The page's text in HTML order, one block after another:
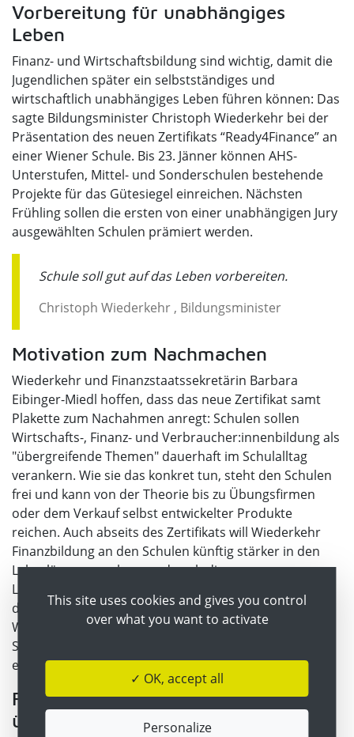
Vorbereitung für unabhängiges
Leben
Finanz- und Wirtschaftsbildung sind wichtig, damit die
Jugendlichen später ein selbstständiges und
wirtschaftlich unabhängiges Leben führen können: Das
sagte Bildungsminister Christoph Wiederkehr bei der
Präsentation des neuen Zertifikats “Ready4Finance” an
einer Wiener Schule. Bis 23. Jänner können AHS-
Unterstufen, Mittel- und Sonderschulen bestehende
Projekte für das Gütesiegel einreichen. Nächsten
Frühling sollen die ersten von einer unabhängigen Jury
ausgewählten Schulen prämiert werden.
Schule soll gut auf das Leben vorbereiten.
Christoph Wiederkehr , Bildungsminister
Motivation zum Nachmachen
Wiederkehr und Finanzstaatssekretärin Barbara
Eibinger-Miedl hoffen, dass das neue Zertifikat samt
Plakette zum Nachahmen anregt: Schulen sollen
Wirtschafts-, Finanz- und Verbraucher:innenbildung als
"übergreifende Themen" dauerhaft im Schulalltag
verankern. Wie sie das konkret tun, steht den Schulen
frei und kann von der Theorie bis zu Übungsfirmen
oder dem Verkauf selbst entwickelter Produkte
reichen. Auch abseits des Zertifikats will Wiederkehr
Finanzbildung an den Schulen künftig stärker in den
Lehrplänen verankern und auch die
Lehrer:innenausbildung entsprechend anpassen. Mit
diesem Herbst wurde bereits an 50
Wirtschaftskundlichen Realgymnasien ein eigenes
Schulfach "Wirtschaft, Innovation und Nachhaltigkeit"
eingeführt.
Familiärer Hintergrund entscheidet
über Finanzwissen
This site uses cookies and gives you control
over what you want to activate
✓ OK, accept all
Personalize